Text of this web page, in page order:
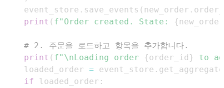
    event_store
. save_events ( new_order .
print ( f"Order created. State: {new_order
# 2. 주문을 로드하고 항목을 추가합니다.
print ( f"\nLoading order {order_id }
to
    loaded_order
= event_store .
if loaded_order :